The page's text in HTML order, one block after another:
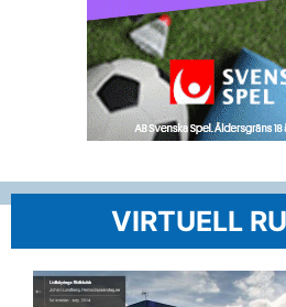
VIRTUELL